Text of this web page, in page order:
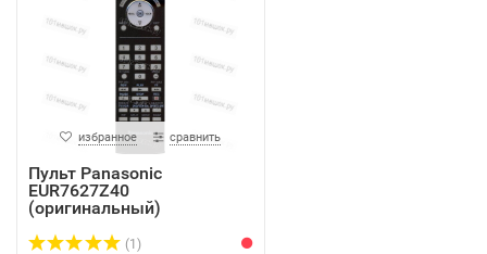
избранное сравнить
Пульт Panasonic
EUR7627Z40
(оригинальный)
(1)